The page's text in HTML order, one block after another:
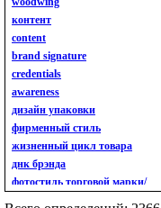
анализ мак кинси «7s»
анализ макросистемы
анализ маркетинговый
анализ рынка
анализ ситуационный
анализ экспертный
индивидуальный
анкета
ассортимент
ассортимент товарный.
планирование товарного
ассортимента
ассортимент. глубина
контент
content
brand signature
credentials
awareness
дизайн упаковки
фирменный стиль
жизненный цикл товара
днк брэнда
фотостиль торговой марки/
линейки продукции